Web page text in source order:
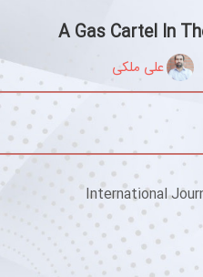
A Gas Cartel In
علی ملکی
International